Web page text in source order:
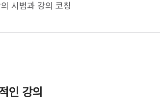
인 강의